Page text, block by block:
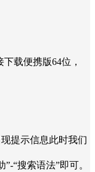
载便携版64位，
提示信息此时我们
“搜索语法”即可。